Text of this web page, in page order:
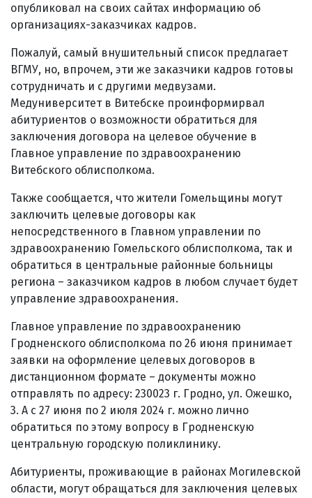
опубликовал на своих сайтах информацию об
организациях-заказчиках кадров.
Пожалуй, самый внушительный список предлагает
ВГМУ, но, впрочем, эти же заказчики кадров готовы
сотрудничать и с другими медвузами.
Медуниверситет в Витебске проинформирвал
абитуриентов о возможности обратиться для
заключения договора на целевое обучение в
Главное управление по здравоохранению
Витебского облисполкома.
Также сообщается, что жители Гомельщины могут
заключить целевые договоры как
непосредственного в Главном управлении по
здравоохранению Гомельского облисполкома, так и
обратиться в центральные районные больницы
региона – заказчиком кадров в любом случает будет
управление здравоохранения.
Главное управление по здравоохранению
Гродненского облисполкома по 26 июня принимает
заявки на оформление целевых договоров в
дистанционном формате – документы можно
отправлять по адресу: 230023 г. Гродно, ул. Ожешко,
3. А с 27 июня по 2 июля 2024 г. можно лично
обратиться по этому вопросу в Гродненскую
центральную городскую поликлинику.
Абитуриенты, проживающие в районах Могилевской
области, могут обращаться для заключения целевых